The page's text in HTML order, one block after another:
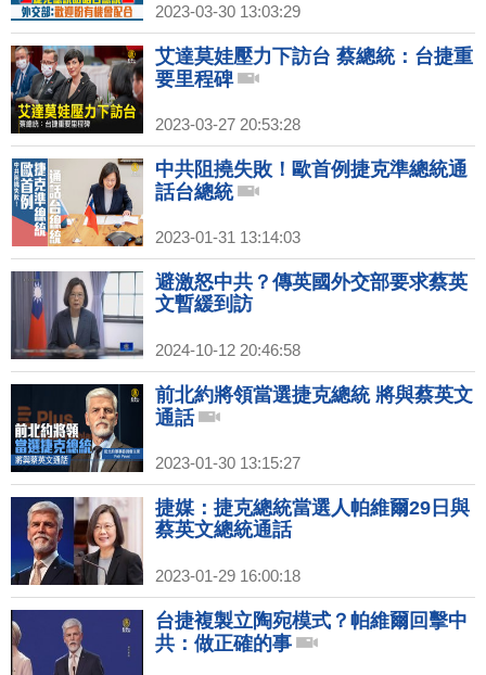
2023-03-30 13:03:29
艾達莫娃壓力下訪台 蔡總統：台捷重
要里程碑
2023-03-27 20:53:28
中共阻撓失敗！歐首例捷克準總統通
話台總統
2023-01-31 13:14:03
避激怒中共？傳英國外交部要求蔡英
文暫緩到訪
2024-10-12 20:46:58
前北約將領當選捷克總統 將與蔡英文
通話
2023-01-30 13:15:27
捷媒：捷克總統當選人帕維爾29日與
蔡英文總統通話
2023-01-29 16:00:18
台捷複製立陶宛模式？帕維爾回擊中
共：做正確的事